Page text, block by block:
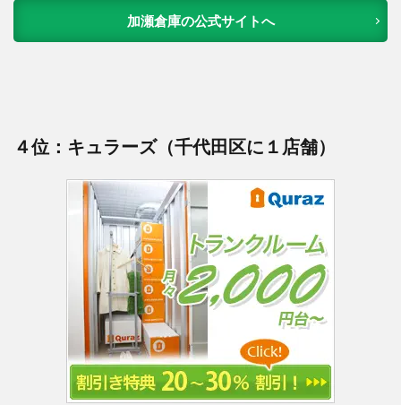
加瀬倉庫の公式サイトへ
４位：キュラーズ（千代田区に１店舗）